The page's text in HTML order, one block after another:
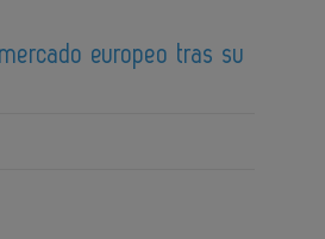
europeo tras su